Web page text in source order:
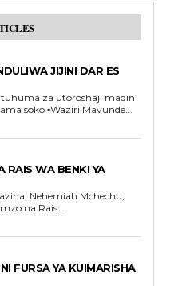
JIJINI DAR ES
za utoroshaji madini
▪️Waigeuza nyumba ya kupanga kama soko ▪️Waziri Mavunde...
RAIS WA BENKI YA
na Rais...
FURSA YA KUIMARISHA